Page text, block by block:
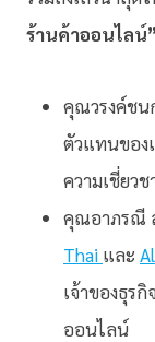
ร้านค้าออนไลน์
คุณวรงค์ชน
ตัวแทนของ
ความเชี่ยว
คุณอาภรณี
Thai และ
เจ้าของธุร
ออนไลน์